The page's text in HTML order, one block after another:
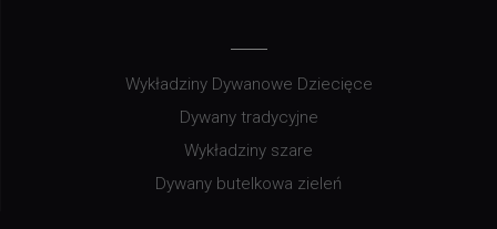
Wykładziny Dywanowe Dziecięce
Dywany tradycyjne
Wykładziny szare
Dywany butelkowa zieleń